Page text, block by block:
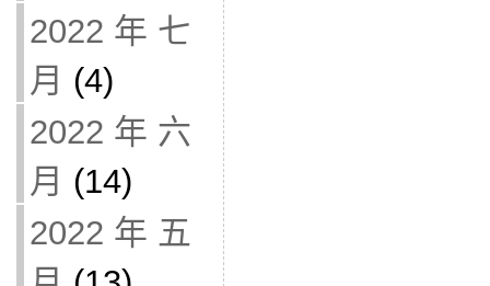
2022 年 七
月 (4)
2022 年 六
月 (14)
2022 年 五